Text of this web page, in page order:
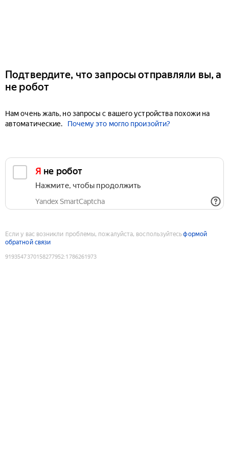
Подтвердите, что запросы отправляли вы, а
не робот
Нам очень жаль, но запросы с вашего устройства похожи на
автоматические.
Почему это могло произойти?
Я не робот
Нажмите, чтобы продолжить
Yandex SmartCaptcha
Если у вас возникли проблемы, пожалуйста, воспользуйтесьформой
обратной связи
9193547370158277952:1786261973